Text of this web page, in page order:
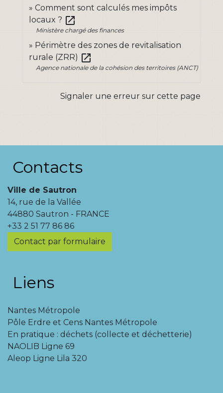
Comment sont calculés mes impôts
locaux ? open_in_new
Ministère chargé des finances
Périmètre des zones de revitalisation
rurale (ZRR) open_in_new
Agence nationale de la cohésion des territoires (ANCT)
Signaler une erreur sur cette page
Contacts
Ville de Sautron
14, rue de la Vallée
44880 Sautron - FRANCE
+33 2 51 77 86 86
Contact par formulaire
Liens
Nantes Métropole
Pôle Erdre et Cens Nantes Métropole
En pratique : déchets (collecte et déchetterie)
NAOLIB Ligne 69
Aleop Ligne Lila 320